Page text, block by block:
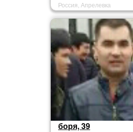
Россия, Апрелевка
боря, 39